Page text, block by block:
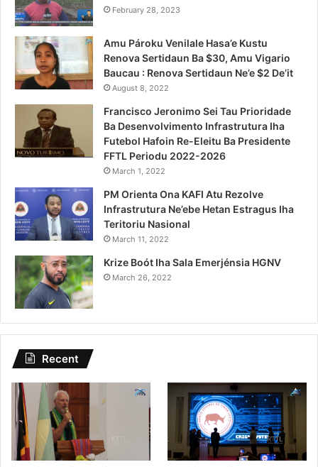
February 28, 2023
Amu Pároku Venilale Hasa’e Kustu
Renova Sertidaun Ba $30, Amu Vigario
Baucau : Renova Sertidaun Ne’e $2 De’it
August 8, 2022
Francisco Jeronimo Sei Tau Prioridade
Ba Desenvolvimento Infrastrutura Iha
Futebol Hafoin Re-Eleitu Ba Presidente
FFTL Periodu 2022-2026
March 1, 2022
PM Orienta Ona KAFI Atu Rezolve
Infrastrutura Ne’ebe Hetan Estragus Iha
Teritoriu Nasional
March 11, 2022
Krize Boót Iha Sala Emerjénsia HGNV
March 26, 2022
Recent